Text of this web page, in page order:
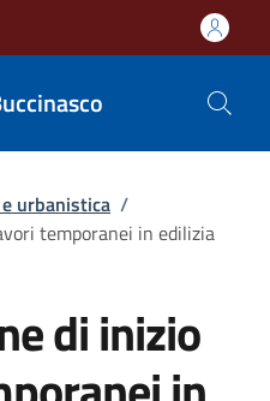
urbanistica /
temporanei in edilizia
di inizio